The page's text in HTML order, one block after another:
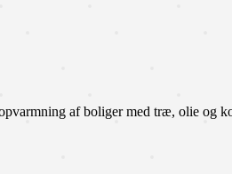
af boliger med træ, olie og